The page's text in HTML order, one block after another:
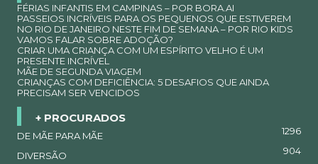
FÉRIAS INFANTIS EM CAMPINAS – POR BORA.AI
PASSEIOS INCRÍVEIS PARA OS PEQUENOS QUE ESTIVEREM
NO RIO DE JANEIRO NESTE FIM DE SEMANA – POR RIO KIDS
VAMOS FALAR SOBRE ADOÇÃO?
CRIAR UMA CRIANÇA COM UM ESPÍRITO VELHO É UM
PRESENTE INCRÍVEL
MÃE DE SEGUNDA VIAGEM
CRIANÇAS COM DEFICIÊNCIA: 5 DESAFIOS QUE AINDA
PRECISAM SER VENCIDOS
+ PROCURADOS
DE MÃE PARA MÃE 1296
DIVERSÃO 904